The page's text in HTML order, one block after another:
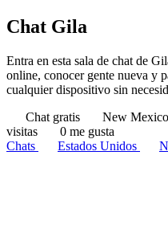
Chat Gila
Entra en esta sala de chat de
online, conocer gente nueva y
cualquier dispositivo sin
Chat gratis
New Mexico
visitas
0 me gusta
Chats
Estados Unidos